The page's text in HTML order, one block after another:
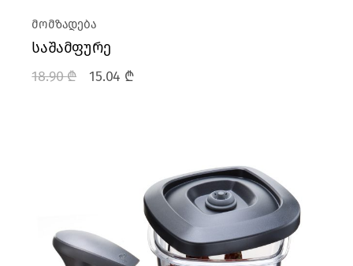
მომზადება
საშამფურე
18.90₾ 15.04 ₾